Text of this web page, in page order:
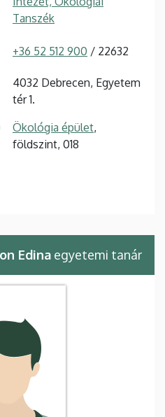
Tanszék
+36 52 512 900 / 22632
4032 Debrecen, Egyetem
tér 1.
Ökológia épület,
földszint, 018
Edina egyetemi tanár